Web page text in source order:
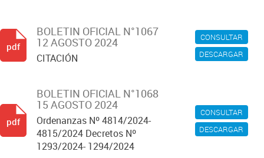
CONSULTAR
DESCARGAR
BOLETIN OFICIAL N°1067
12 AGOSTO 2024
CITACIÓN
pdf
CONSULTAR
DESCARGAR
BOLETIN OFICIAL N°1068
15 AGOSTO 2024
Ordenanzas Nº 4814/2024-
4815/2024 Decretos Nº
1293/2024- 1294/2024
pdf